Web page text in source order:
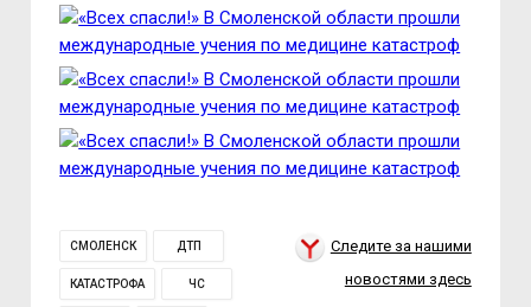
СМОЛЕНСК ДТП
КАТАСТРОФА ЧС
Следите за нашими
новостями здесь